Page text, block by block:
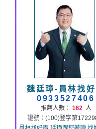
魏廷璋-員林找好
0933527406
推薦人數： 162 人
證號：(100)登字第